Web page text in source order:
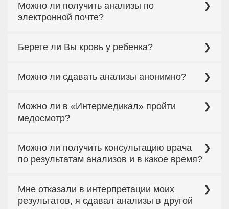
«Интермедикал» действует скидка 10% на
основании пенсионного удостоверения или
удостоверения ветерана ВОВ.
Можно ли получить анализы по
электронной почте?
оставить администратору адрес своей
Берете ли Вы кровь у ребенка?
Можно ли сдавать анализы анонимно?
случае на исследования, которые Вы будете
сдавать, не будет применена никакая скидка, так
как не будет использовано никакой
Можно ли в «Интермедикал» пройти
медосмотр?
оказывают.
Можно ли получить консультацию врача
по результатам анализов и в какое время?
сайте с указанием номера заявки и желаемого
способа связи (электронная почта, телефон).
Мне отказали в интерпретации моих
результатов, я сдавал анализы в другой